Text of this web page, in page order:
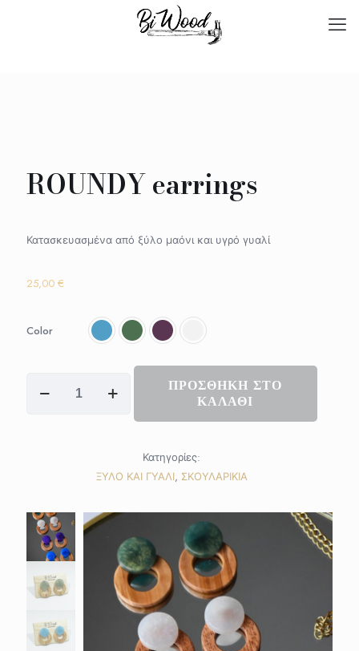
ROUNDY earrings
Κατασκευασμένα από ξύλο μαόνι και υγρό γυαλί
25,00 €
Color
earrings
ΠΡΟΣΘΗΚΗ ΣΤΟ
ΚΑΛΑΘΙ
Κατηγορίες:
ΞΥΛΟ ΚΑΙ ΓΥΑΛΙ, ΣΚΟΥΛΑΡΙΚΙΑ